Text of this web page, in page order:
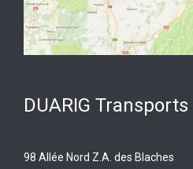
DUARIG Transports
98 Allée Nord Z.A. des Blaches